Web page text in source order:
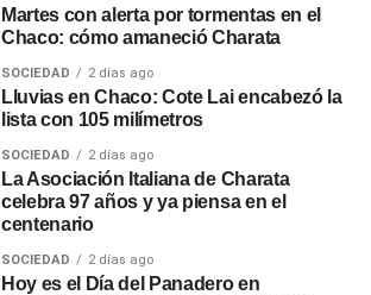
Martes con alerta por tormentas en el
Chaco: cómo amaneció Charata
SOCIEDAD 2 días ago
Lluvias en Chaco: Cote Lai encabezó la
lista con 105 milímetros
SOCIEDAD 2 días ago
La Asociación Italiana de Charata
celebra 97 años y ya piensa en el
centenario
SOCIEDAD 2 días ago
Hoy es el Día del Panadero en